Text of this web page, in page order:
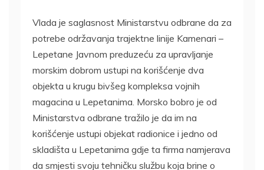
Vlada je saglasnost Ministarstvu odbrane da za
potrebe održavanja trajektne linije Kamenari –
Lepetane Javnom preduzeću za upravljanje
morskim dobrom ustupi na korišćenje dva
objekta u krugu bivšeg kompleksa vojnih
magacina u Lepetanima. Morsko bobro je od
Ministarstva odbrane tražilo je da im na
korišćenje ustupi objekat radionice i jedno od
skladišta u Lepetanima gdje ta firma namjerava
da smjesti svoju tehničku službu koja brine o